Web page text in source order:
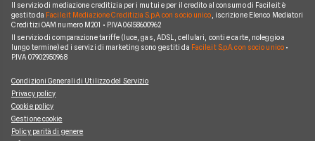
Banche e finanziarie
Il servizio di mediazione creditizia per i mutui e per il credito al consumo di Facile.it è
gestito da Facile.it Mediazione Creditizia S.p.A. con socio unico , iscrizione Elenco Mediatori
Creditizi OAM numero M201 • P.IVA 06158600962
Il servizio di comparazione tariffe (luce, gas, ADSL, cellulari, conti e carte, noleggio a
lungo termine) ed i servizi di marketing sono gestiti da Facile.it S.p.A. con socio unico•
P.IVA 07902950968
Condizioni Generali di Utilizzo del Servizio
Privacy policy
Cookie policy
Gestione cookie
Policy parità di genere